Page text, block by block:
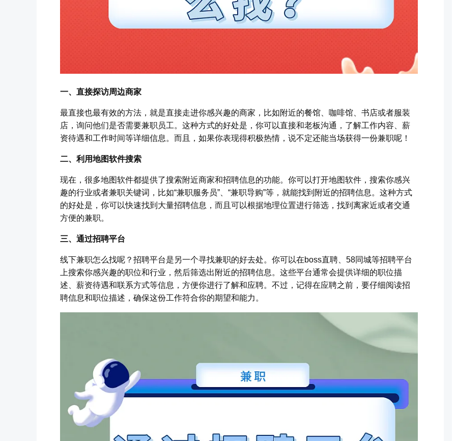
一、直接探访周边商家
最直接也最有效的方法，就是直接走进你感兴趣的商家，比如附近的餐馆、咖啡馆、书店或者服装
店，询问他们是否需要兼职员工。这种方式的好处是，你可以直接和老板沟通，了解工作内容、薪
资待遇和工作时间等详细信息。而且，如果你表现得积极热情，说不定还能当场获得一份兼职呢！
二、利用地图软件搜索
现在，很多地图软件都提供了搜索附近商家和招聘信息的功能。你可以打开地图软件，搜索你感兴
趣的行业或者兼职关键词，比如“兼职服务员”、“兼职导购”等，就能找到附近的招聘信息。这种方式
的好处是，你可以快速找到大量招聘信息，而且可以根据地理位置进行筛选，找到离家近或者交通
方便的兼职。
三、通过招聘平台
线下兼职怎么找呢？招聘平台是另一个寻找兼职的好去处。你可以在boss直聘、58同城等招聘平台
上搜索你感兴趣的职位和行业，然后筛选出附近的招聘信息。这些平台通常会提供详细的职位描
述、薪资待遇和联系方式等信息，方便你进行了解和应聘。不过，记得在应聘之前，要仔细阅读招
聘信息和职位描述，确保这份工作符合你的期望和能力。